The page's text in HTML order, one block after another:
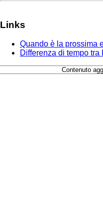
Links
Quando è la prossima
Differenza di tempo
Contenuto